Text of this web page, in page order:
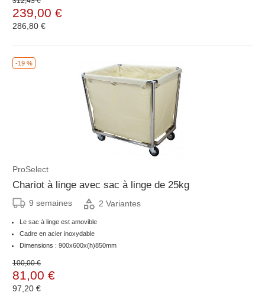
239,00 €
286,80 €
-19 %
ProSelect
Chariot à linge avec sac à linge de 25kg
9 semaines 2 Variantes
Le sac à linge est amovible
Cadre en acier inoxydable
Dimensions : 900x600x(h)850mm
100,00 €
81,00 €
97,20 €